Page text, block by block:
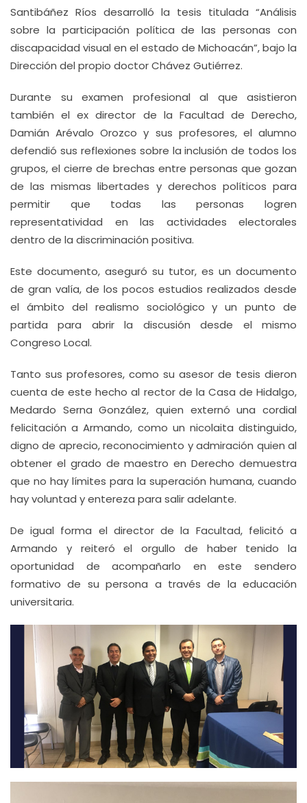
Santibáñez Ríos desarrolló la tesis titulada “Análisis
sobre la participación política de las personas con
discapacidad visual en el estado de Michoacán”, bajo la
Dirección del propio doctor Chávez Gutiérrez.
Durante su examen profesional al que asistieron
también el ex director de la Facultad de Derecho,
Damián Arévalo Orozco y sus profesores, el alumno
defendió sus reflexiones sobre la inclusión de todos los
grupos, el cierre de brechas entre personas que gozan
de las mismas libertades y derechos políticos para
permitir que todas las personas logren
representatividad en las actividades electorales
dentro de la discriminación positiva.
Este documento, aseguró su tutor, es un documento
de gran valía, de los pocos estudios realizados desde
el ámbito del realismo sociológico y un punto de
partida para abrir la discusión desde el mismo
Congreso Local.
Tanto sus profesores, como su asesor de tesis dieron
cuenta de este hecho al rector de la Casa de Hidalgo,
Medardo Serna González, quien externó una cordial
felicitación a Armando, como un nicolaita distinguido,
digno de aprecio, reconocimiento y admiración quien al
obtener el grado de maestro en Derecho demuestra
que no hay límites para la superación humana, cuando
hay voluntad y entereza para salir adelante.
De igual forma el director de la Facultad, felicitó a
Armando y reiteró el orgullo de haber tenido la
oportunidad de acompañarlo en este sendero
formativo de su persona a través de la educación
universitaria.